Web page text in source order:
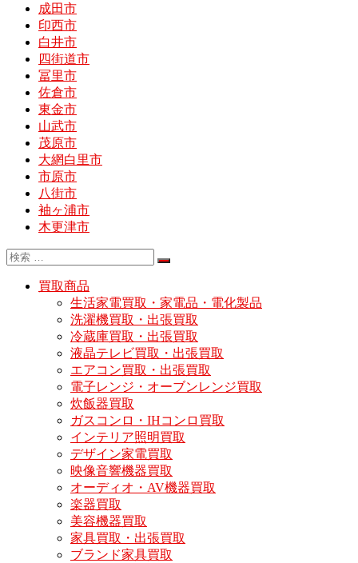
成田市
印西市
白井市
四街道市
冨里市
佐倉市
東金市
山武市
茂原市
大網白里市
市原市
八街市
袖ヶ浦市
木更津市
買取商品
生活家電買取・家電品・電化製品
洗濯機買取・出張買取
冷蔵庫買取・出張買取
液晶テレビ買取・出張買取
エアコン買取・出張買取
電子レンジ・オーブンレンジ買取
炊飯器買取
ガスコンロ・IHコンロ買取
インテリア照明買取
デザイン家電買取
映像音響機器買取
オーディオ・AV機器買取
楽器買取
美容機器買取
家具買取・出張買取
ブランド家具買取